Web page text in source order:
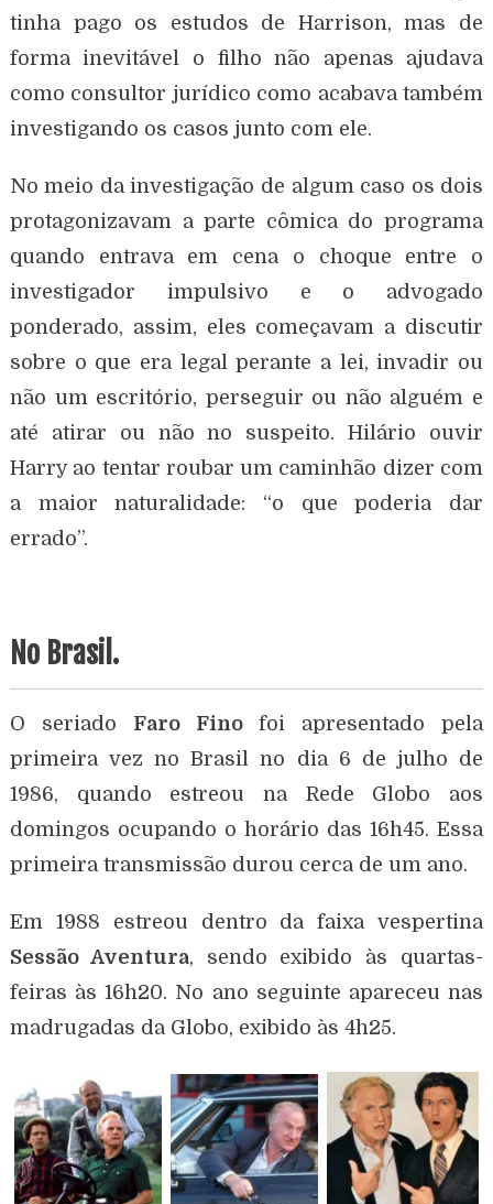
tinha pago os estudos de Harrison, mas de
forma inevitável o filho não apenas ajudava
como consultor jurídico como acabava também
investigando os casos junto com ele.
No meio da investigação de algum caso os dois
protagonizavam a parte cômica do programa
quando entrava em cena o choque entre o
investigador impulsivo e o advogado
ponderado, assim, eles começavam a discutir
sobre o que era legal perante a lei, invadir ou
não um escritório, perseguir ou não alguém e
até atirar ou não no suspeito. Hilário ouvir
Harry ao tentar roubar um caminhão dizer com
a maior naturalidade: “o que poderia dar
errado”.
No Brasil.
O seriado Faro Finofoi apresentado pela
primeira vez no Brasil no dia 6 de julho de
1986, quando estreou na Rede Globo aos
domingos ocupando o horário das 16h45. Essa
primeira transmissão durou cerca de um ano.
Em 1988 estreou dentro da faixa vespertina
Sessão Aventura, sendo exibido às quartas-
feiras às 16h20. No ano seguinte apareceu nas
madrugadas da Globo, exibido às 4h25.